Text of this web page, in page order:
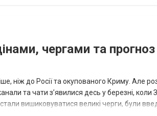
чергами та прогноз
ніж до Росії та окупованого Криму. Але
та чати з’явилися десь у березні, коли
вишиковуватися великі черги, були